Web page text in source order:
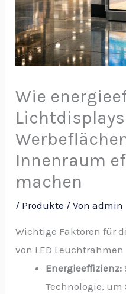
Wie
Innenraum
machen
/ Produkte / Vonadmin
Wichtige Faktoren für
von LED Leuchtrahmen
Energieeffizienz:
Technologie, um